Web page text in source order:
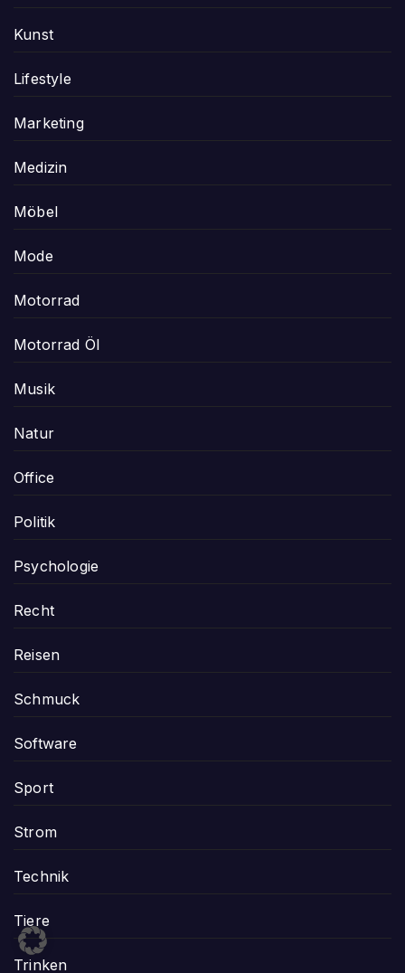
Kunst
Lifestyle
Marketing
Medizin
Möbel
Mode
Motorrad
Motorrad Öl
Musik
Natur
Office
Politik
Psychologie
Recht
Reisen
Schmuck
Software
Sport
Strom
Technik
Tiere
Trinken